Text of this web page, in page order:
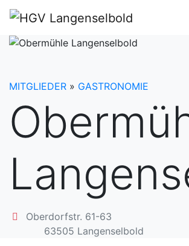
MITGLIEDER » GASTRONOMIE
Oberdorfstr. 61-63
63505 Langenselbold